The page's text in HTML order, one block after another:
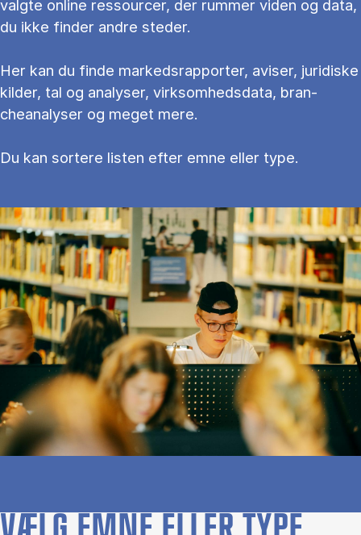
valg­te on­li­ne res­sour­cer, der rum­mer vi­den og data,
du ikke fin­der an­dre ste­der.
Her kan du fin­de mar­keds­rap­por­ter, aviser, juridiske
kilder, tal og ana­ly­ser, virksomhedsdata, bran­
cheanalyser og meget mere.
Du kan sortere li­sten ef­ter emne el­ler type.